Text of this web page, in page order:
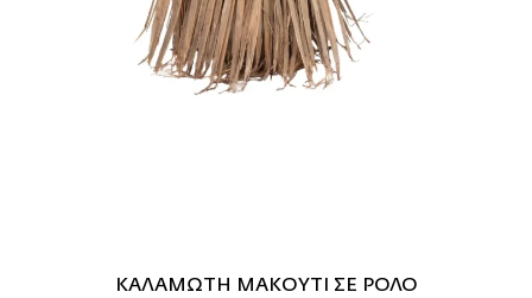
ΚΑΛΑΜΩΤΗ ΜΑΚΟΥΤΙ ΣΕ ΡΟΛΟ